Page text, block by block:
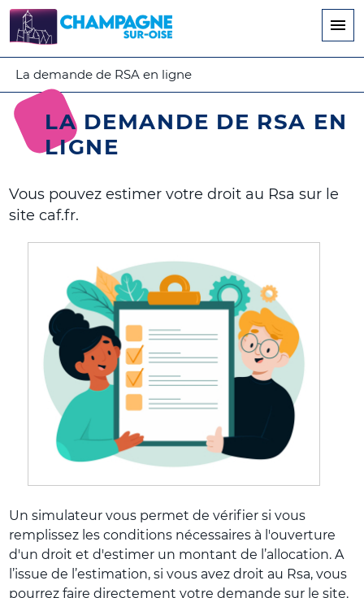
principal
La demande de RSA en ligne
LA DEMANDE DE RSA EN
LIGNE
Vous pouvez estimer votre droit au Rsa sur le
site caf.fr.
Un simulateur vous permet de vérifier si vous
remplissez les conditions nécessaires à l'ouverture
d'un droit et d'estimer un montant de l’allocation. A
l’issue de l’estimation, si vous avez droit au Rsa, vous
pourrez faire directement votre demande sur le site.